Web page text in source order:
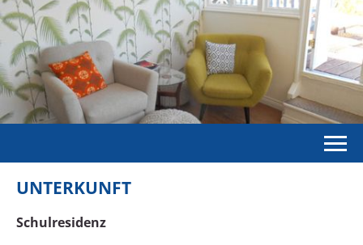
UNTERKUNFT
Schulresidenz